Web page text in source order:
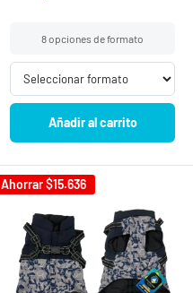
8 opciones de formato
Añadir al carrito
Ahorrar$15.636